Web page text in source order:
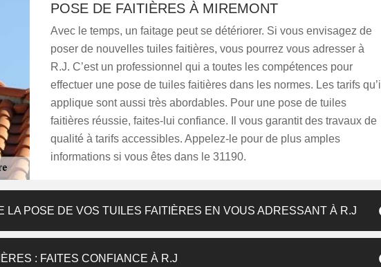
POSE DE FAITIÈRES À MIREMONT
Avec le temps, un faitage peut se détériorer. Si vous envisagez de
poser de nouvelles tuiles faitières, vous pourrez vous adresser à
R.J. C’est un professionnel qui a toutes les compétences pour
effectuer une pose de tuiles faitières dans les normes. Les tarifs qu’il
applique sont aussi très abordables. Pour une pose de tuiles
faitières réussie, faites-lui confiance. Il vous garantit des travaux de
qualité à tarifs accessibles. Appelez-le pour de plus amples
informations si vous êtes dans le 31190.
LA POSE DE VOS TUILES FAITIÈRES EN VOUS ADRESSANT À R.J
: FAITES CONFIANCE À R.J